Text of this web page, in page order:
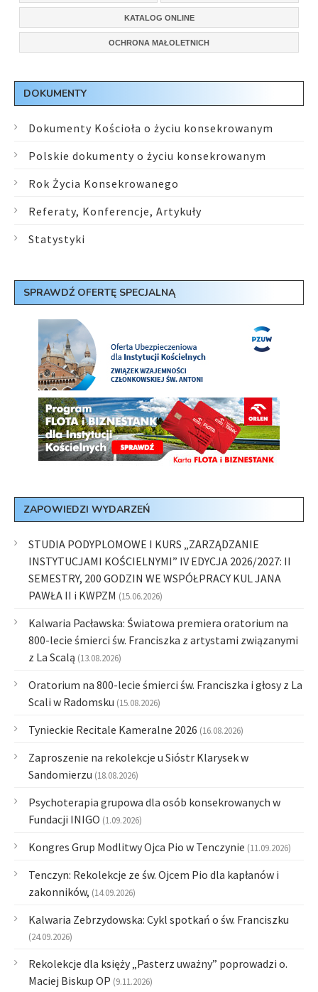
KATALOG ONLINE
OCHRONA MAŁOLETNICH
DOKUMENTY
Dokumenty Kościoła o życiu konsekrowanym
Polskie dokumenty o życiu konsekrowanym
Rok Życia Konsekrowanego
Referaty, Konferencje, Artykuły
Statystyki
SPRAWDŹ OFERTĘ SPECJALNĄ
ZAPOWIEDZI WYDARZEŃ
STUDIA PODYPLOMOWE I KURS „ZARZĄDZANIE
INSTYTUCJAMI KOŚCIELNYMI” IV EDYCJA 2026/2027: II
SEMESTRY, 200 GODZIN WE WSPÓŁPRACY KUL JANA
PAWŁA II i KWPZM (15.06.2026)
Kalwaria Pacławska: Światowa premiera oratorium na
800-lecie śmierci św. Franciszka z artystami związanymi
z La Scalą (13.08.2026)
Oratorium na 800-lecie śmierci św. Franciszka i głosy z La
Scali w Radomsku (15.08.2026)
Tynieckie Recitale Kameralne 2026 (16.08.2026)
Zaproszenie na rekolekcje u Sióstr Klarysek w
Sandomierzu (18.08.2026)
Psychoterapia grupowa dla osób konsekrowanych w
Fundacji INIGO (1.09.2026)
Kongres Grup Modlitwy Ojca Pio w Tenczynie (11.09.2026)
Tenczyn: Rekolekcje ze św. Ojcem Pio dla kapłanów i
zakonników, (14.09.2026)
Kalwaria Zebrzydowska: Cykl spotkań o św. Franciszku
(24.09.2026)
Rekolekcje dla księży „Pasterz uważny” poprowadzi o.
Maciej Biskup OP (9.11.2026)